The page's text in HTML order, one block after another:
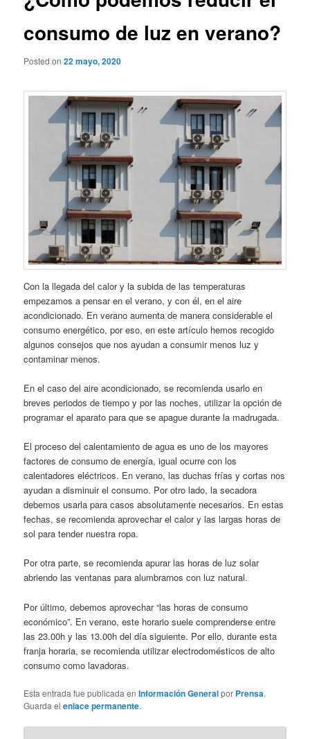
consumo de luz en verano?
Posted on22 mayo, 2020
Con la llegada del calor y la subida de las temperaturas
empezamos a pensar en el verano, y con él, en el aire
acondicionado. En verano aumenta de manera considerable el
consumo energético, por eso, en este artículo hemos recogido
algunos consejos que nos ayudan a consumir menos luz y
contaminar menos.
En el caso del aire acondicionado, se recomienda usarlo en
breves periodos de tiempo y por las noches, utilizar la opción de
programar el aparato para que se apague durante la madrugada.
El proceso del calentamiento de agua es uno de los mayores
factores de consumo de energía, igual ocurre con los
calentadores eléctricos. En verano, las duchas frías y cortas nos
ayudan a disminuir el consumo. Por otro lado, la secadora
debemos usarla para casos absolutamente necesarios. En estas
fechas, se recomienda aprovechar el calor y las largas horas de
sol para tender nuestra ropa.
Por otra parte, se recomienda apurar las horas de luz solar
abriendo las ventanas para alumbrarnos con luz natural.
Por último, debemos aprovechar “las horas de consumo
económico”. En verano, este horario suele comprenderse entre
las 23.00h y las 13.00h del día siguiente. Por ello, durante esta
franja horaria, se recomienda utilizar electrodomésticos de alto
consumo como lavadoras.
Esta entrada fue publicada enInformación Generalpor Prensa.
Guarda elenlace permanente.